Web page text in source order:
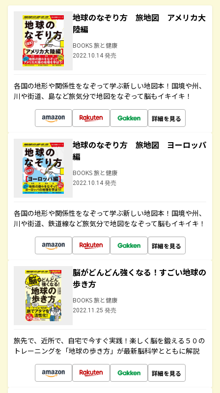
地球のなぞり方 旅地図 アメリカ大
陸編
BOOKS 旅と健康
2022.10.14 発売
各国の地形や関係性をなぞって学ぶ新しい地図本！国境や州、
川や街道、島など旅気分で地図をなぞって脳もイキイキ！
詳細を見る
地球のなぞり方 旅地図 ヨーロッパ
編
BOOKS 旅と健康
2022.10.14 発売
各国の地形や関係性をなぞって学ぶ新しい地図本！国境や州、
川や街道、鉄道線など旅気分で地図をなぞって脳もイキイキ！
詳細を見る
脳がどんどん強くなる！すごい地球の
歩き方
BOOKS 旅と健康
2022.11.25 発売
旅先で、近所で、自宅で今すぐ実践！楽しく脳を鍛える５０の
トレーニングを「地球の歩き方」が最新脳科学とともに解説
詳細を見る